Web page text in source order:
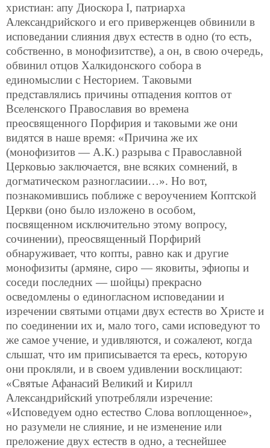
христиан: апу Диоскора I, патриарха
Александрийского и его приверженцев обвинили в
исповедании слияния двух естеств в одно (то есть,
собственно, в монофизитстве), а он, в свою очередь,
обвинил отцов Халкидонского собора в
единомыслии с Несторием. Таковыми
представлялись причины отпадения коптов от
Вселенского Православия во времена
преосвященного Порфирия и таковыми же они
видятся в наше время: «Причина же их
(монофизитов — А.К.) разрыва с Православной
Церковью заключается, вне всяких сомнений, в
догматическом разногласиии…». Но вот,
познакомившись поближе с вероучением Коптской
Церкви (оно было изложено в особом,
посвященном исключительно этому вопросу,
сочинении), преосвященный Порфирий
обнаруживает, что копты, равно как и другие
монофизиты (армяне, сиро — яковиты, эфиопы и
соседи последних — шойцы) прекрасно
осведомлены о единогласном исповедании и
изречении святыми отцами двух естеств во Христе и
по соединении их и, мало того, сами исповедуют то
же самое учение, и удивляются, и сожалеют, когда
слышат, что им приписывается та ересь, которую
они прокляли, и в своем удивлении восклицают:
«Святые Афанасий Великий и Кирилл
Александрийский употребляли изречение:
«Исповедуем одно естество Слова воплощенное»,
но разумели не слияние, и не изменение или
преложение двух естеств в одно, а теснейшее